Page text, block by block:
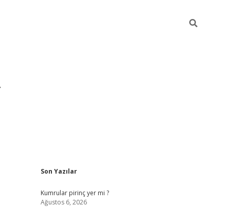
Sidebar
Son Yazılar
Kumrular pirinç yer mi ?
Ağustos 6, 2026